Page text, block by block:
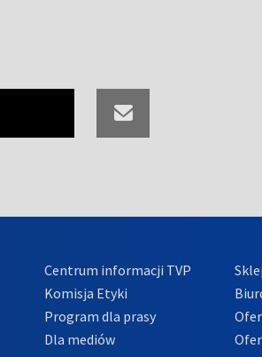
Centrum informacji TVP
Komisja Etyki
Program dla prasy
Dla mediów